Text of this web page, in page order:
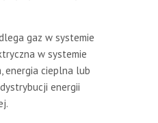
gaz w systemie
w systemie
energia cieplna lub
energii